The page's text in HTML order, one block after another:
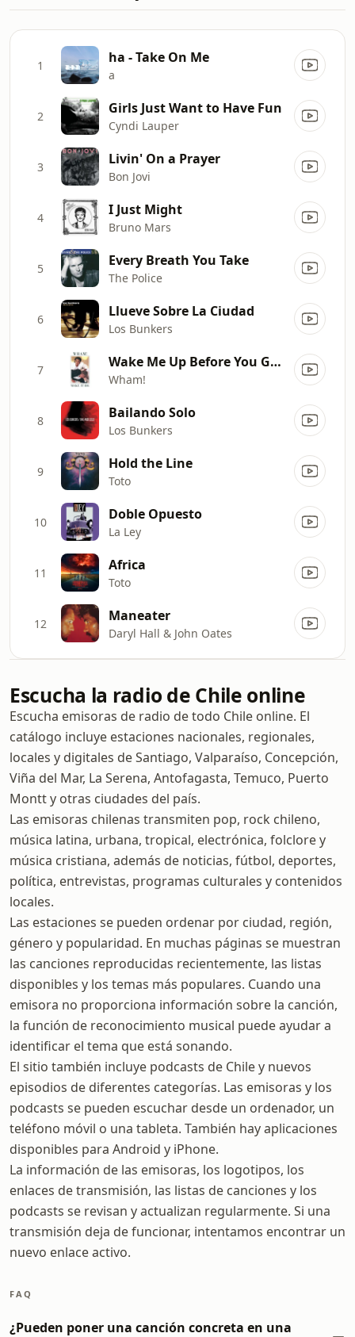
1 ha - Take On Me
a
2 Girls Just Want to Have Fun
Cyndi Lauper
3 Livin' On a Prayer
Bon Jovi
4 I Just Might
Bruno Mars
5 Every Breath You Take
The Police
6 Llueve Sobre La Ciudad
Los Bunkers
7 Wake Me Up Before You Go-Go
Wham!
8 Bailando Solo
Los Bunkers
9 Hold the Line
Toto
10 Doble Opuesto
La Ley
11 Africa
Toto
12 Maneater
Daryl Hall & John Oates
Escucha la radio de Chile online
Escucha emisoras de radio de todo Chile online. El
catálogo incluye estaciones nacionales, regionales,
locales y digitales de Santiago, Valparaíso, Concepción,
Viña del Mar, La Serena, Antofagasta, Temuco, Puerto
Montt y otras ciudades del país.
Las emisoras chilenas transmiten pop, rock chileno,
música latina, urbana, tropical, electrónica, folclore y
música cristiana, además de noticias, fútbol, deportes,
política, entrevistas, programas culturales y contenidos
locales.
Las estaciones se pueden ordenar por ciudad, región,
género y popularidad. En muchas páginas se muestran
las canciones reproducidas recientemente, las listas
disponibles y los temas más populares. Cuando una
emisora no proporciona información sobre la canción,
la función de reconocimiento musical puede ayudar a
identificar el tema que está sonando.
El sitio también incluye podcasts de Chile y nuevos
episodios de diferentes categorías. Las emisoras y los
podcasts se pueden escuchar desde un ordenador, un
teléfono móvil o una tableta. También hay aplicaciones
disponibles para Android y iPhone.
La información de las emisoras, los logotipos, los
enlaces de transmisión, las listas de canciones y los
podcasts se revisan y actualizan regularmente. Si una
transmisión deja de funcionar, intentamos encontrar un
nuevo enlace activo.
FAQ
¿Pueden poner una canción concreta en una